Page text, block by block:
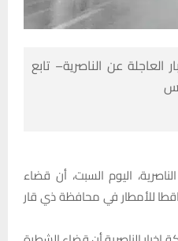
عن الناصرية– تابع
اليوم السبت، أن قضاء
للأمطار في محافظة ذي قار